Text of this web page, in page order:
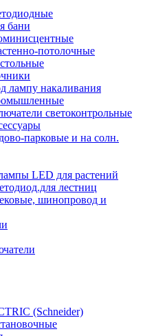
бани
потолочные
лампу накаливания
светоконтрольные
парковые и на солн.
LED для растений
лестниц
шинопровод и
(Schneider)